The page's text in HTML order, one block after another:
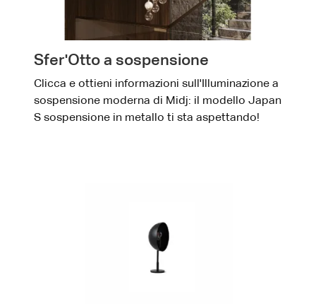
Sfer'Otto a sospensione
Clicca e ottieni informazioni sull'Illuminazione a
sospensione moderna di Midj: il modello Japan
S sospensione in metallo ti sta aspettando!